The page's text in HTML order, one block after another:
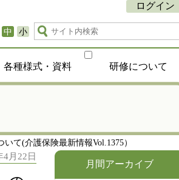
中 小
ログイン
各種様式・資料 研修について
て(介護保険最新情報Vol.1375）
4月22日
月間アーカイブ